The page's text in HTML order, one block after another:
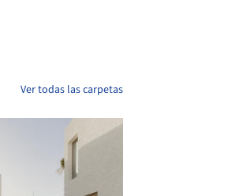
Ver todas las carpetas